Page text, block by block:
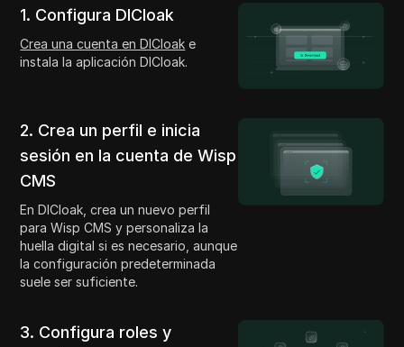
1. Configura DICloak
Crea una cuenta en DICloak e
instala la aplicación DICloak.
2. Crea un perfil e inicia
sesión en la cuenta de Wisp
CMS
En DICloak, crea un nuevo perfil
para Wisp CMS y personaliza la
huella digital si es necesario, aunque
la configuración predeterminada
suele ser suficiente.
3. Configura roles y